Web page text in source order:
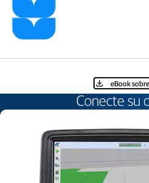
eBook
Conecte su